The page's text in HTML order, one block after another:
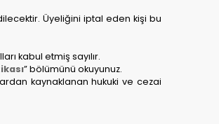
Üyeliğini iptal eden kişi bu
kabul etmiş sayılır.
” bölümünü okuyunuz.
kaynaklanan hukuki ve cezai